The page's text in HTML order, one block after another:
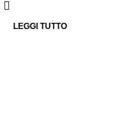
LEGGI TUTTO